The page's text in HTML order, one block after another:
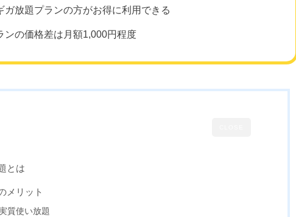
ガ放題プランの方がお得に利用できる
ンの価格差は月額1,000円程度
とは
メリット
質使い放題